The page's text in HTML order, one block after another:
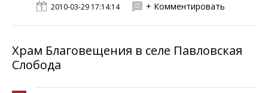
2010-03-29 17:14:14 + Комментировать
Храм Благовещения в селе Павловская
Слобода